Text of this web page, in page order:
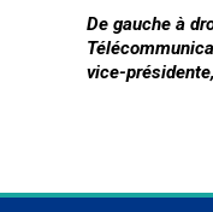
De gauche à
vice-